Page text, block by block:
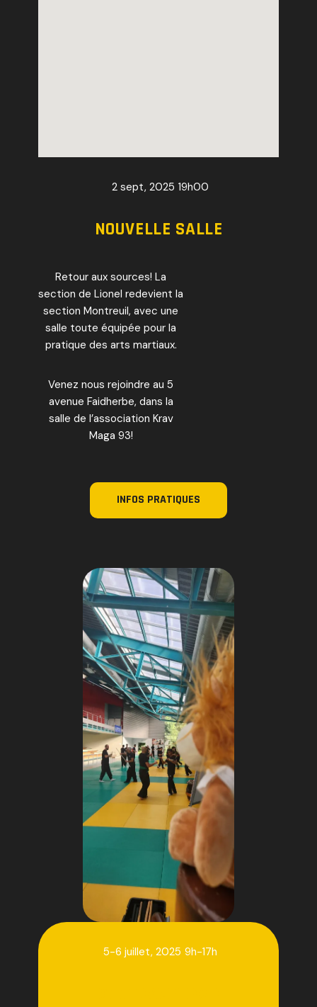
2 sept, 2025 19h00
NOUVELLE SALLE
Retour aux sources! La
section de Lionel redevient la
section Montreuil, avec une
salle toute équipée pour la
pratique des arts martiaux.
Venez nous rejoindre au 5
avenue Faidherbe, dans la
salle de l’association Krav
Maga 93!
INFOS PRATIQUES
5-6 juillet, 2025 9h-17h